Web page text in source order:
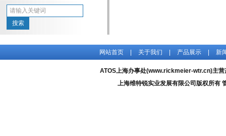
网站首页 关于我们 产品展示 新
ATOS上海办事处(www.rickmeier-wtr.cn)主营
上海维特锐实业发展有限公司版权所有